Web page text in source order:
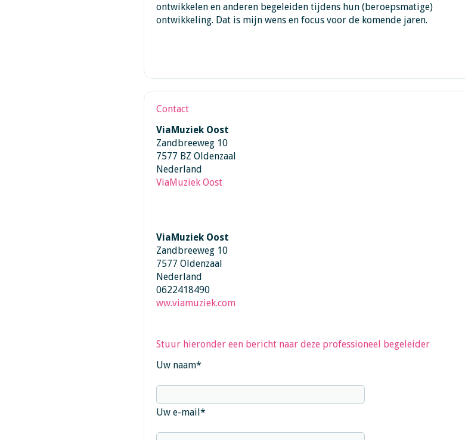
ontwikkelen en anderen begeleiden tijdens hun (beroepsmatige)
ontwikkeling. Dat is mijn wens en focus voor de komende jaren.
Contact
ViaMuziek Oost
Zandbreeweg 10
7577 BZ Oldenzaal
Nederland
ViaMuziek Oost
ViaMuziek Oost
Zandbreeweg 10
7577 Oldenzaal
Nederland
0622418490
ww.viamuziek.com
Stuur hieronder een bericht naar deze professioneel begeleider
Uw naam*
Uw e-mail*